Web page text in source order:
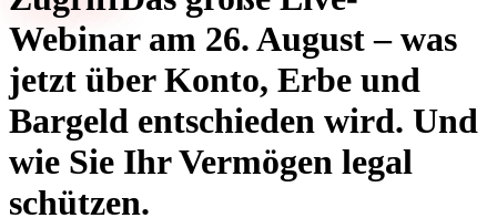
Webinar am 26. August – was
jetzt über Konto, Erbe und
Bargeld entschieden wird. Und
wie Sie Ihr Vermögen legal
schützen.